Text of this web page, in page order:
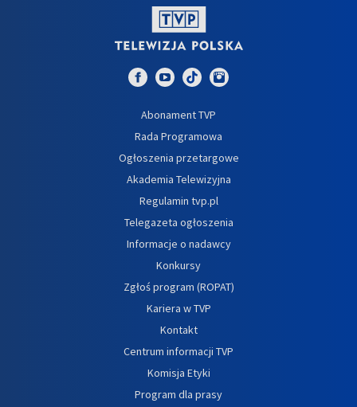
Abonament TVP
Rada Programowa
Ogłoszenia przetargowe
Akademia Telewizyjna
Regulamin tvp.pl
Telegazeta ogłoszenia
Informacje o nadawcy
Konkursy
Zgłoś program (ROPAT)
Kariera w TVP
Kontakt
Centrum informacji TVP
Komisja Etyki
Program dla prasy